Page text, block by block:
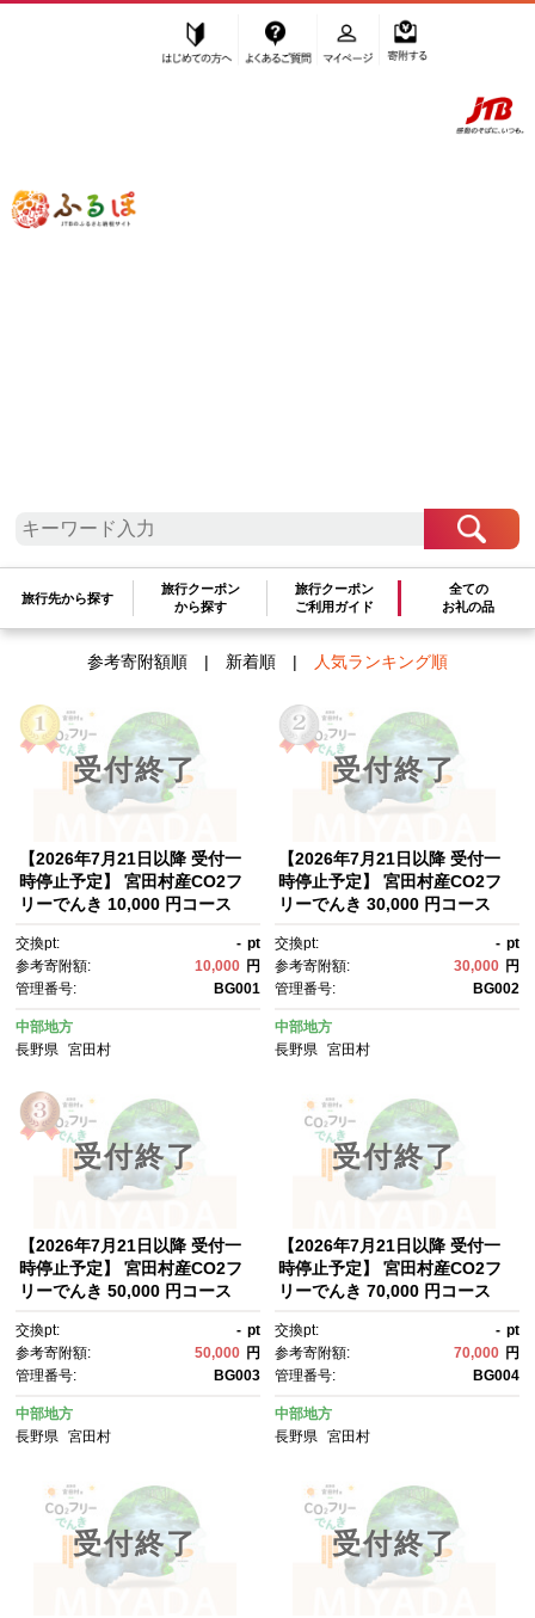
ふるぽ JTBのふるさと納税サイト
旅行先から探す
旅行クーポン
から探す
旅行クーポン
ご利用ガイド
全ての
お礼の品
「ふるさと納税」TOP
検索結果一覧 1～8件 / 全8件
参考寄附額順| 新着順| 人気ランキング順
受付終了
【2026年7月21日以降 受付一
時停止予定】 宮田村産CO2フ
リーでんき 10,000 円コース
必ずご確認ください）
交換pt: - pt
参考寄附額:
10,000 円
管理番号:
BG001
中部地方
長野県
宮田村
受付終了
【2026年7月21日以降 受付一
時停止予定】 宮田村産CO2フ
リーでんき 30,000 円コース
必ずご確認ください）
交換pt: - pt
参考寄附額:
30,000 円
管理番号:
BG002
中部地方
長野県 宮田村
受付終了
【2026年7月21日以降 受付一
時停止予定】 宮田村産CO2フ
リーでんき 50,000 円コース
必ずご確認ください）
交換pt: - pt
参考寄附額:
50,000 円
管理番号:
BG003
中部地方
長野県
宮田村
受付終了
【2026年7月21日以降 受付一
時停止予定】 宮田村産CO2フ
リーでんき 70,000 円コース
必ずご確認ください）
交換pt: - pt
参考寄附額:
70,000 円
管理番号:
BG004
中部地方
長野県 宮田村
受付終了 受付終了